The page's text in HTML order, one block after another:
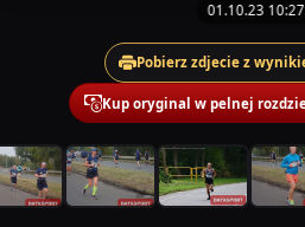
01.10.23
Pobierz zdjecie z
Kup oryginal w pelnej